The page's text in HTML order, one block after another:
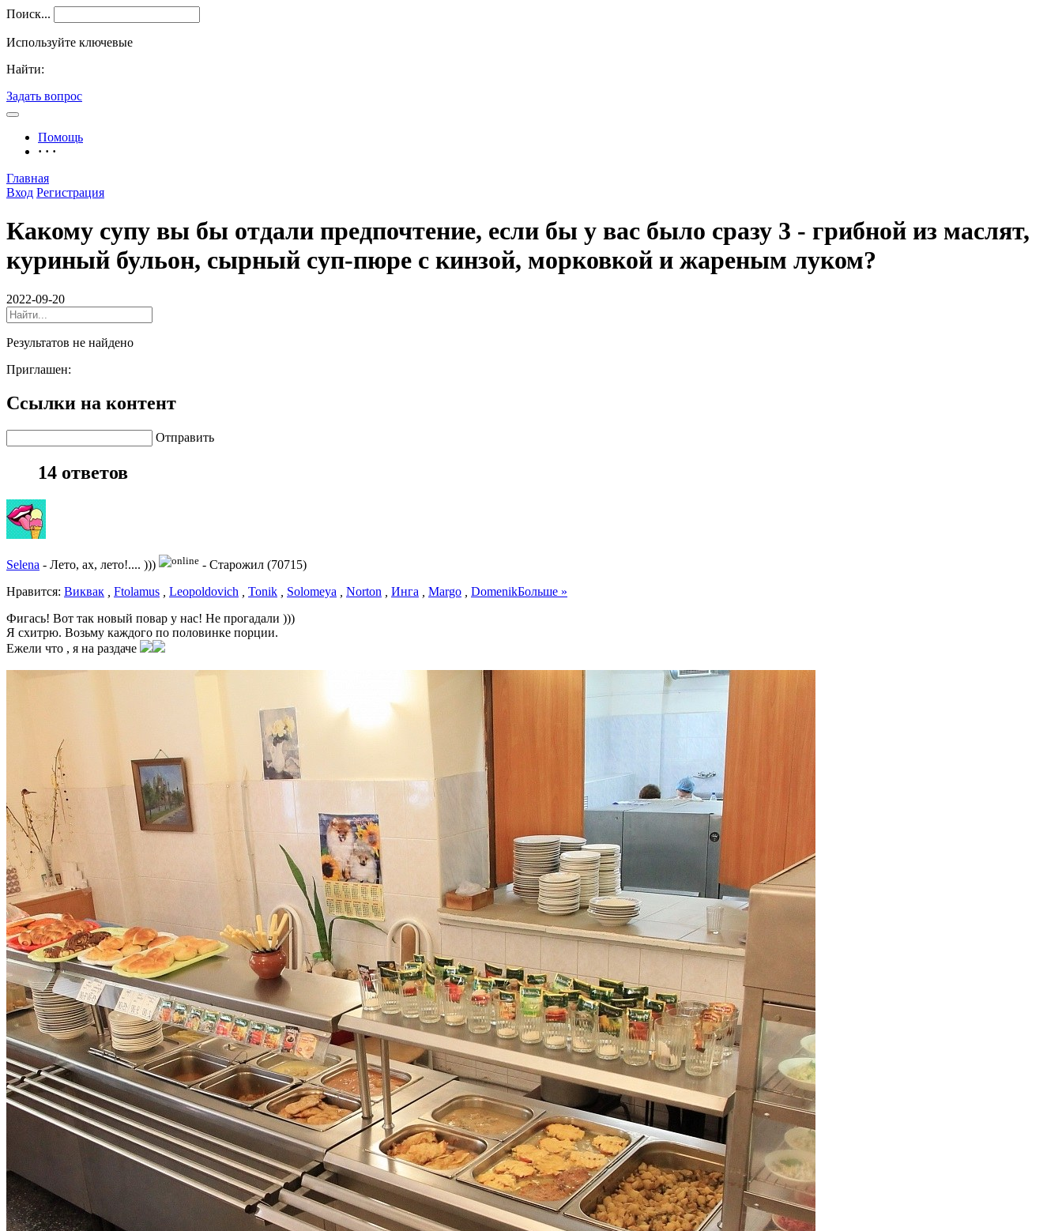
Поиск...
Используйте ключевые
Найти:
Задать вопрос
Помощь
· · ·
Главная
Вход Регистрация
Какому супу вы бы отдали предпочтение, если бы у вас было сразу 3 - грибной из маслят,
куриный бульон, сырный суп-пюре с кинзой, морковкой и жареным луком?
2022-09-20
Результатов не найдено
Приглашен:
Ссылки на контент
Отправить
14 ответов
Selena - Лето, ах, лето!.... ))) - Старожил (70715)
Нравитcя: Виквак Ftolamus Leopoldovich Tonik Solomeya Norton Инга Margo DomenikБольше »
Фигась! Вот так новый повар у нас! Не прогадали )))
Я схитрю. Возьму каждого по половинке порции.
Ежели что , я на раздаче